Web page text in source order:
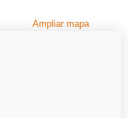
Ampliar mapa